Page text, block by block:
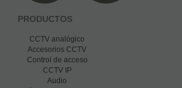
PRODUCTOS
CCTV analógico
Accesorios CCTV
Control de acceso
CCTV IP
Audio